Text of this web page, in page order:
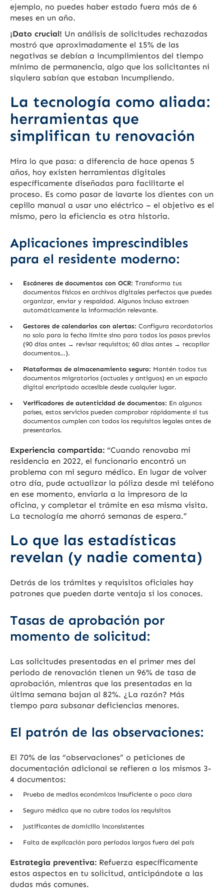
ejemplo, no puedes haber estado fuera más de 6
meses en un año.
¡Dato crucial! Un análisis de solicitudes rechazadas
mostró que aproximadamente el 15% de las
negativas se debían a incumplimientos del tiempo
mínimo de permanencia, algo que los solicitantes ni
siquiera sabían que estaban incumpliendo.
La tecnología como aliada:
herramientas que
simplifican tu renovación
Mira lo que pasa: a diferencia de hace apenas 5
años, hoy existen herramientas digitales
específicamente diseñadas para facilitarte el
proceso. Es como pasar de lavarte los dientes con un
cepillo manual a usar uno eléctrico – el objetivo es el
mismo, pero la eficiencia es otra historia.
Aplicaciones imprescindibles
para el residente moderno:
Escáneres de documentos con OCR: Transforma tus
documentos físicos en archivos digitales perfectos que puedes
organizar, enviar y respaldad. Algunos incluso extraen
automáticamente la información relevante.
Gestores de calendarios con alertas: Configura recordatorios
no solo para la fecha límite sino para todos los pasos previos
(90 días antes → revisar requisitos; 60 días antes → recopilar
documentos…).
Plataformas de almacenamiento seguro: Mantén todos tus
documentos migratorios (actuales y antiguos) en un espacio
digital encriptado accesible desde cualquier lugar.
Verificadores de autenticidad de documentos: En algunos
países, estos servicios pueden comprobar rápidamente si tus
documentos cumplen con todos los requisitos legales antes de
presentarlos.
Experiencia compartida: “Cuando renovaba mi
residencia en 2022, el funcionario encontró un
problema con mi seguro médico. En lugar de volver
otro día, pude actualizar la póliza desde mi teléfono
en ese momento, enviarla a la impresora de la
oficina, y completar el trámite en esa misma visita.
La tecnología me ahorró semanas de espera.”
Lo que las estadísticas
revelan (y nadie comenta)
Detrás de los trámites y requisitos oficiales hay
patrones que pueden darte ventaja si los conoces.
Tasas de aprobación por
momento de solicitud:
Las solicitudes presentadas en el primer mes del
periodo de renovación tienen un 96% de tasa de
aprobación, mientras que las presentadas en la
última semana bajan al 82%. ¿La razón? Más
tiempo para subsanar deficiencias menores.
El patrón de las observaciones:
El 70% de las “observaciones” o peticiones de
documentación adicional se refieren a los mismos 3-
4 documentos:
Prueba de medios económicos insuficiente o poco clara
Seguro médico que no cubre todos los requisitos
Justificantes de domicilio inconsistentes
Falta de explicación para períodos largos fuera del país
Estrategia preventiva: Refuerza específicamente
estos aspectos en tu solicitud, anticipándote a las
dudas más comunes.